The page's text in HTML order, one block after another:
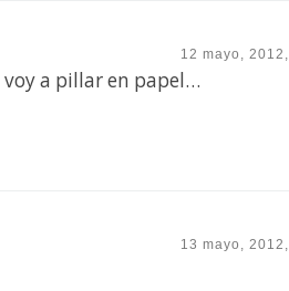
12 mayo, 2012,
a pillar en papel…
13 mayo, 2012,